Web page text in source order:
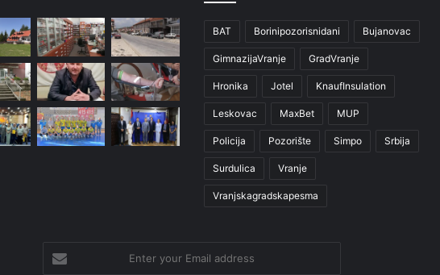
BAT Borinipozorisnidani Bujanovac
GimnazijaVranje GradVranje
Hronika Jotel KnaufInsulation
Leskovac MaxBet MUP
Policija Pozorište Simpo Srbija
Surdulica Vranje
Vranjskagradskapesma
your